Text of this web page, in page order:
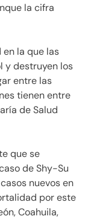
la cifra
en la que las
y destruyen los
entre las
tienen entre
de Salud
que se
de Shy-Su
nuevos en
por este
Coahuila,